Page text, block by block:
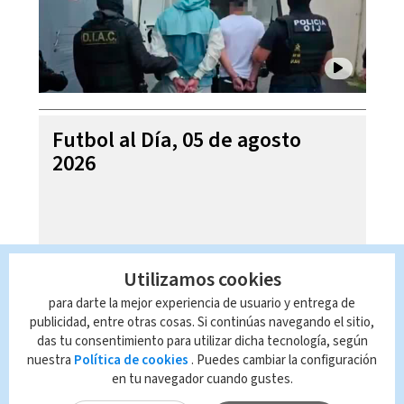
Futbol al Día, 05 de agosto
2026
Utilizamos cookies
para darte la mejor experiencia de usuario y entrega de
publicidad, entre otras cosas. Si continúas navegando el sitio,
das tu consentimiento para utilizar dicha tecnología, según
nuestra Política de cookies . Puedes cambiar la configuración
en tu navegador cuando gustes.